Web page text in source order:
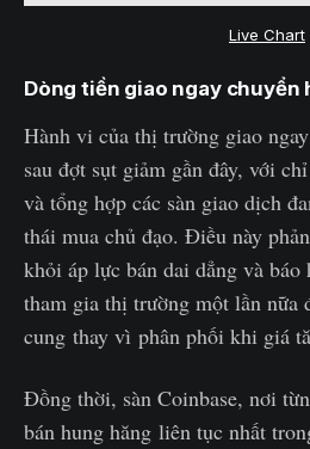
Live Chart
Dòng tiền giao ngay chuyển
Hành vi của thị trường giao
sau đợt sụt giảm gần đây, với
và tổng hợp các sàn giao dịch
thái mua chủ đạo. Điều này
khỏi áp lực bán dai dẳng và
tham gia thị trường một lần nữa
cung thay vì phân phối khi giá
Đồng thời, sàn Coinbase, nơi
bán hung hăng liên tục nhất